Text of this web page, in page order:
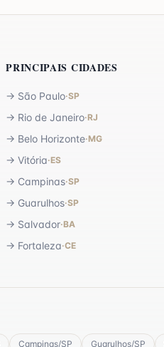
PRINCIPAIS CIDADES
→ São Paulo·SP
→ Rio de Janeiro·RJ
→ Belo Horizonte·MG
→Vitória·ES
→ Campinas·SP
→ Guarulhos·SP
→ Salvador·BA
→ Fortaleza·CE
Campinas/SP Guarulhos/SP